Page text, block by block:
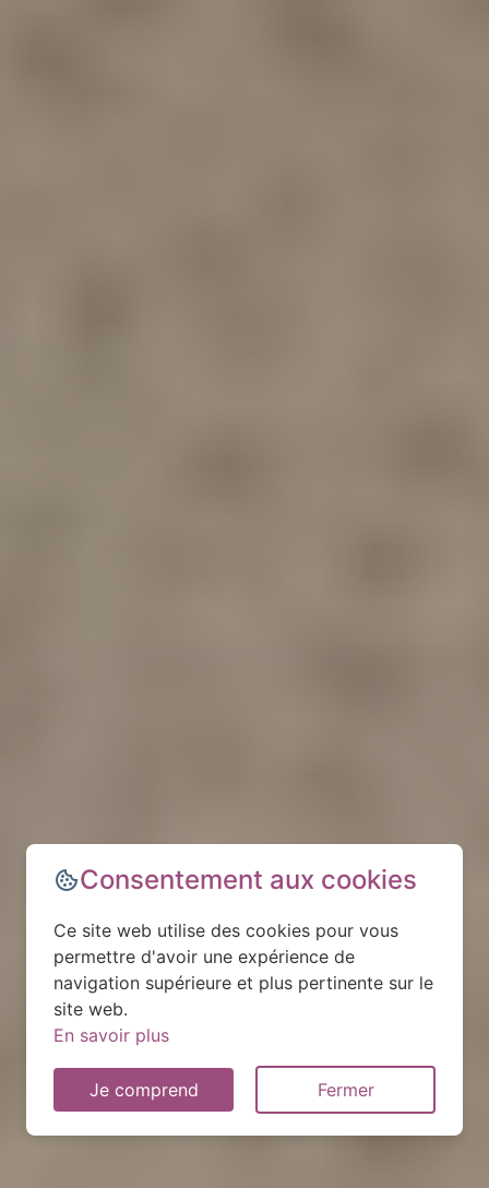
Consentement aux cookies
Ce site web utilise des cookies pour vous
permettre d'avoir une expérience de
navigation supérieure et plus pertinente sur le
site web.
En savoir plus
Je comprend Fermer